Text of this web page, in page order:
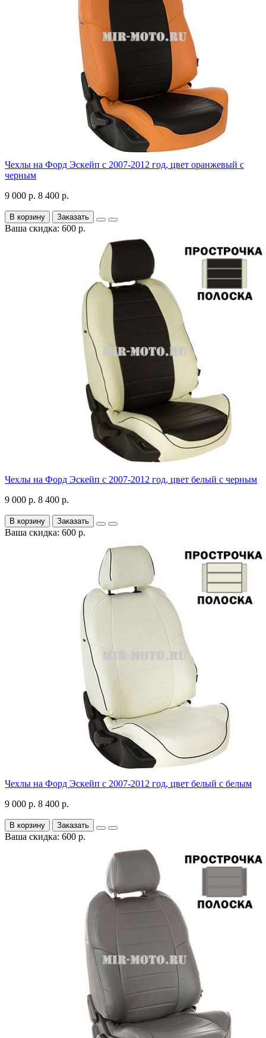
Чехлы на Форд Эскейп с 2007-2012 год, цвет оранжевый с
черным
9 000 р. 8 400 р.
В корзину Заказать
Ваша скидка: 600 р.
Чехлы на Форд Эскейп с 2007-2012 год, цвет белый с черным
9 000 р. 8 400 р.
В корзину Заказать
Ваша скидка: 600 р.
Чехлы на Форд Эскейп с 2007-2012 год, цвет белый с белым
9 000 р. 8 400 р.
В корзину Заказать
Ваша скидка: 600 р.